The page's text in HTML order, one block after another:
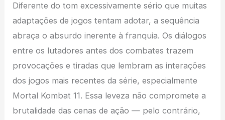
Diferente do tom excessivamente sério que muitas
adaptações de jogos tentam adotar, a sequência
abraça o absurdo inerente à franquia. Os diálogos
entre os lutadores antes dos combates trazem
provocações e tiradas que lembram as interações
dos jogos mais recentes da série, especialmente
Mortal Kombat 11. Essa leveza não compromete a
brutalidade das cenas de ação — pelo contrário,